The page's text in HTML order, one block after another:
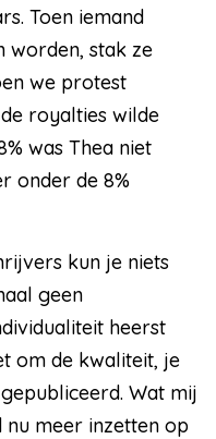
Toen iemand
stak ze
we protest
royalties wilde
was Thea niet
onder de 8%
kun je niets
geen
heerst
om de kwaliteit, je
Wat mij
meer inzetten op